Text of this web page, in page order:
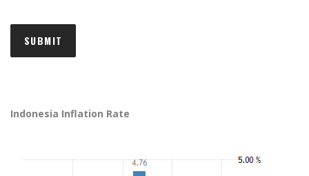
Indonesia Inflation Rate